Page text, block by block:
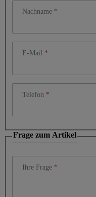
Nachname
E-Mail
Telefon
Frage zum Artikel
Ihre Frage